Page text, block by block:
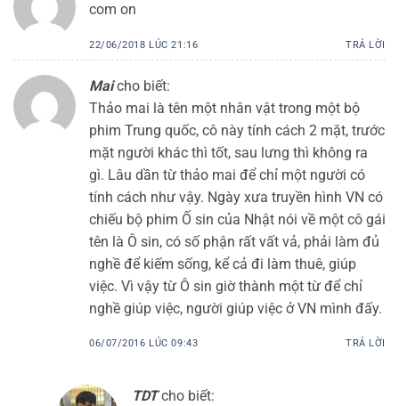
com on
22/06/2018 LÚC 21:16 TRẢ LỜI
Mai cho biết:
Thảo mai là tên một nhân vật trong một bộ
phim Trung quốc, cô này tính cách 2 mặt, trước
mặt người khác thì tốt, sau lưng thì không ra
gì. Lâu dần từ thảo mai để chỉ một người có
tính cách như vậy. Ngày xưa truyền hình VN có
chiếu bộ phim Ố sin của Nhật nói về một cô gái
tên là Ô sin, có số phận rất vất vả, phải làm đủ
nghề để kiếm sống, kể cả đi làm thuê, giúp
việc. Vì vậy từ Ô sin giờ thành một từ để chỉ
nghề giúp việc, người giúp việc ở VN mình đấy.
06/07/2016 LÚC 09:43 TRẢ LỜI
TDT cho biết: